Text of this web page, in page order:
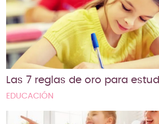
Las 7 reglas de oro para
EDUCACIÓN